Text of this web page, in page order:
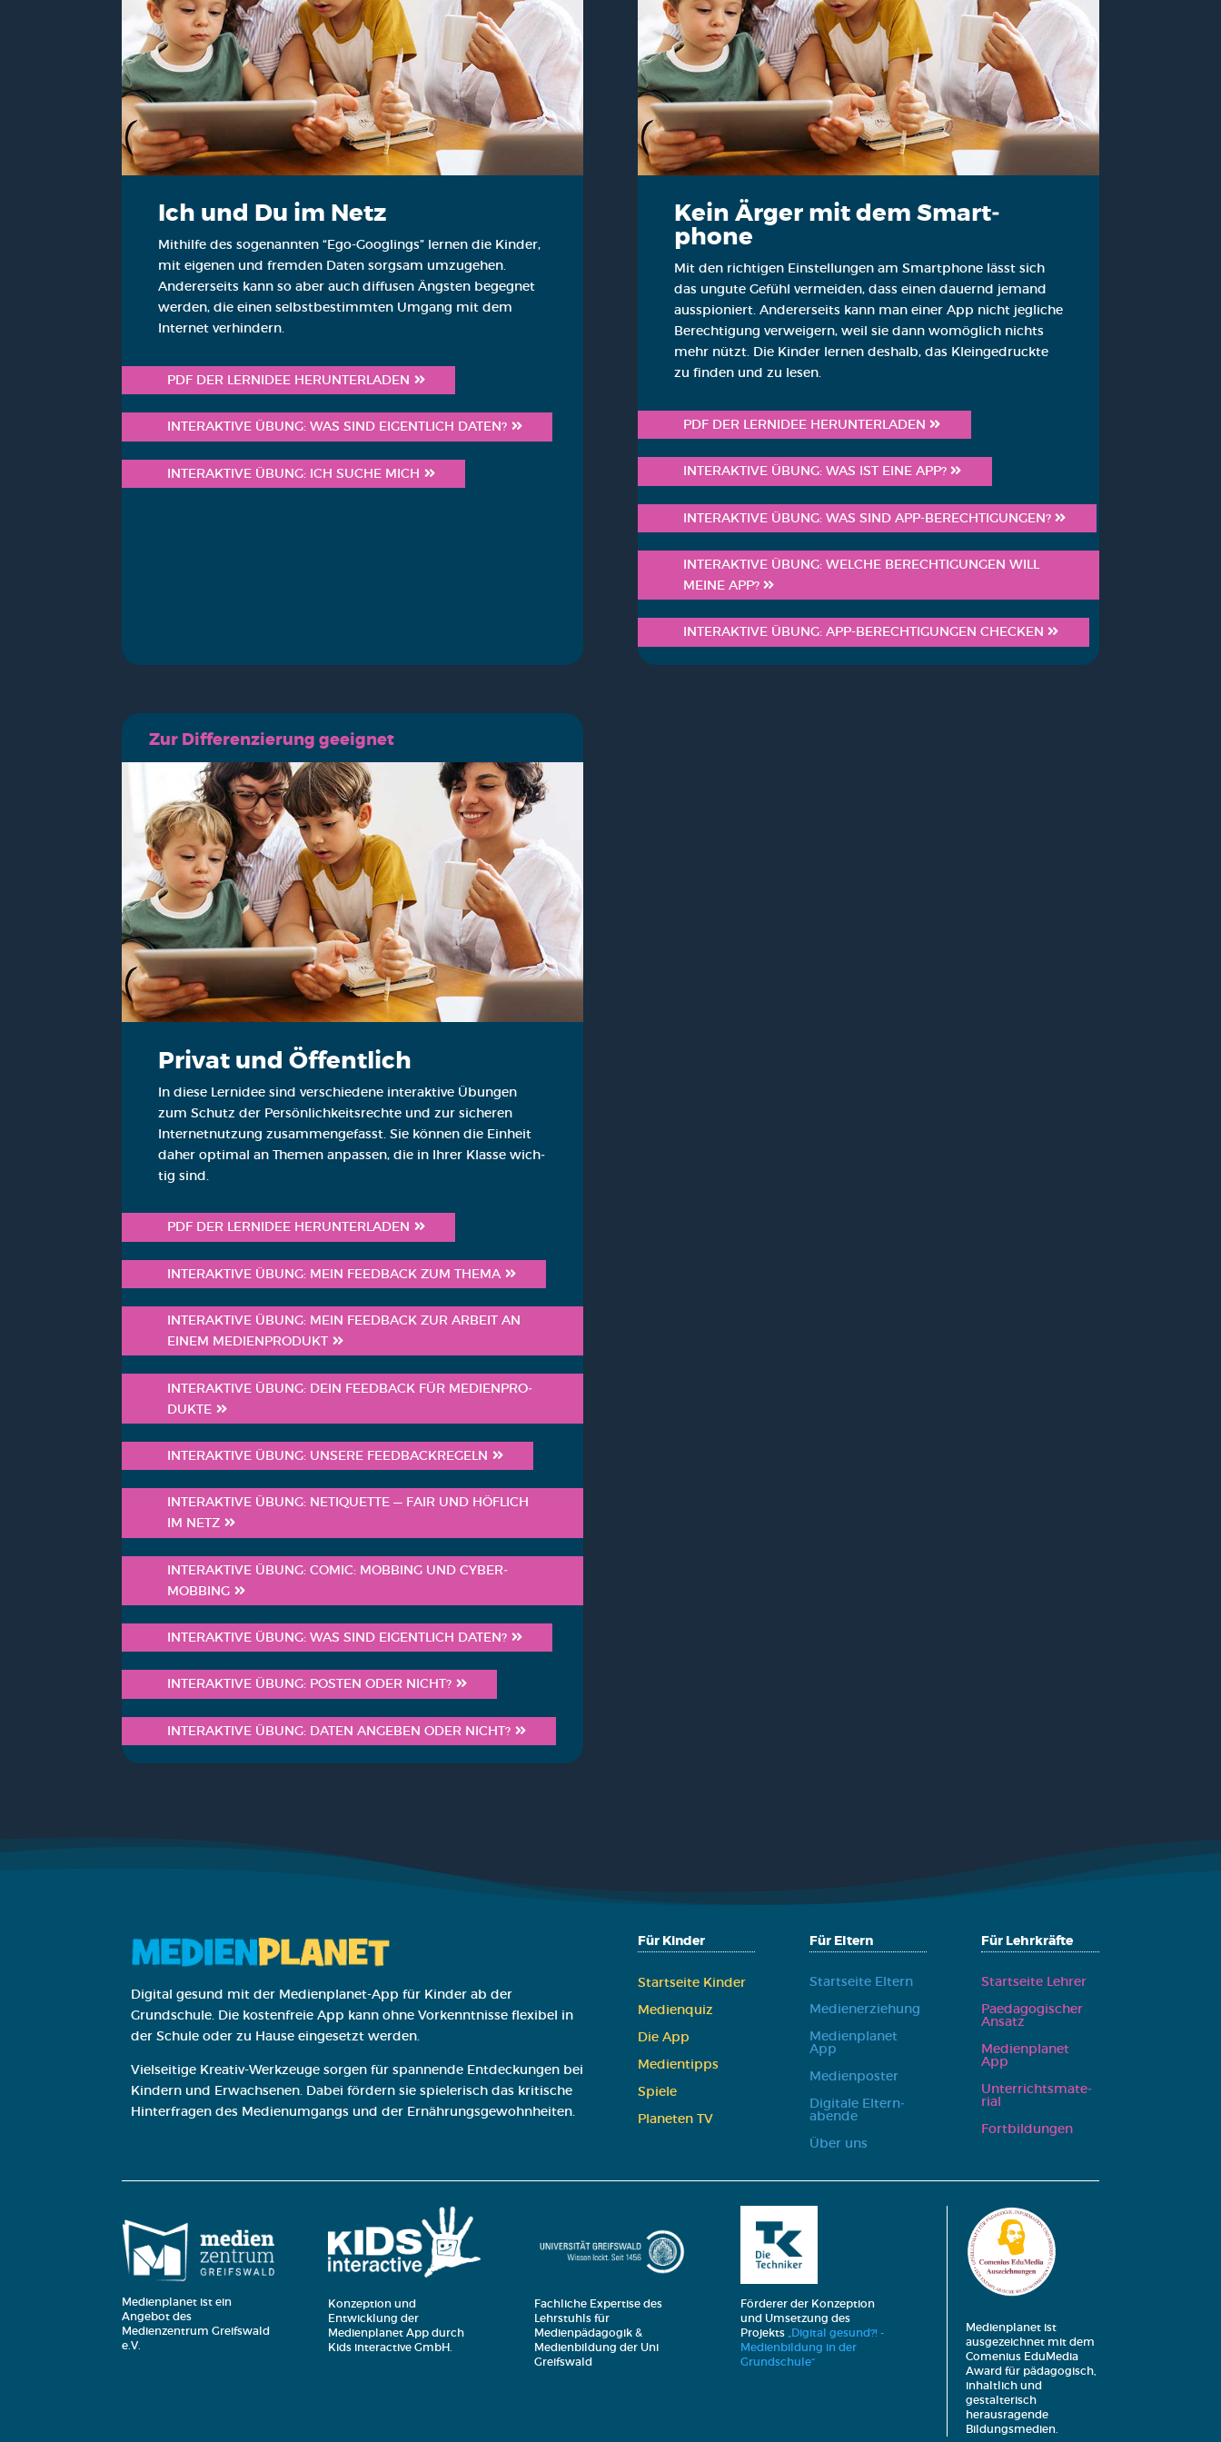
Ich und Du im Netz
Mit­hil­fe des soge­nann­ten “Ego-Goog­lings” ler­nen die Kin­der,
mit eige­nen und frem­den Daten sorg­sam umzu­ge­hen.
Ande­rer­seits kann so aber auch dif­fu­sen Ängs­ten begeg­net
wer­den, die einen selbst­be­stimm­ten Umgang mit dem
Inter­net ver­hin­dern.
PDF DER LERN­IDEE HER­UN­TER­LA­DEN
INTER­AK­TI­VE ÜBUNG: WAS SIND EIGENT­LICH DATEN?
INTER­AK­TI­VE ÜBUNG: ICH SUCHE MICH
Kein Ärger mit dem Smart­
phone
Mit den rich­ti­gen Ein­stel­lun­gen am Smart­phone lässt sich
das ungu­te Gefühl ver­mei­den, dass einen dau­ernd jemand
aus­spio­niert. Ande­rer­seits kann man einer App nicht jeg­li­che
Berech­ti­gung ver­wei­gern, weil sie dann womög­lich nichts
mehr nützt. Die Kin­der ler­nen des­halb, das Klein­ge­druck­te
zu fin­den und zu lesen.
PDF DER LERN­IDEE HER­UN­TER­LA­DEN
INTER­AK­TI­VE ÜBUNG: WAS IST EINE APP?
INTER­AK­TI­VE ÜBUNG: WAS SIND APP-BERECH­TI­GUN­GEN?
INTER­AK­TI­VE ÜBUNG: WEL­CHE BERECH­TI­GUN­GEN WILL
MEI­NE APP?
INTER­AK­TI­VE ÜBUNG: APP-BERECH­TI­GUN­GEN CHE­CKEN
Zur Dif­fe­ren­zie­rung geeig­net
Pri­vat und Öffent­lich
In die­se Lern­idee sind ver­schie­de­ne inter­ak­ti­ve Übun­gen
zum Schutz der Per­sön­lich­keits­rech­te und zur siche­ren
Inter­net­nut­zung zusam­men­ge­fasst. Sie kön­nen die Ein­heit
daher opti­mal an The­men anpas­sen, die in Ihrer Klas­se wich­
tig sind.
PDF DER LERN­IDEE HER­UN­TER­LA­DEN
INTER­AK­TI­VE ÜBUNG: MEIN FEED­BACK ZUM THE­MA
INTER­AK­TI­VE ÜBUNG: MEIN FEED­BACK ZUR ARBEIT AN
EINEM MEDI­EN­PRO­DUKT
INTER­AK­TI­VE ÜBUNG: DEIN FEED­BACK FÜR MEDI­EN­PRO­
DUK­TE
INTER­AK­TI­VE ÜBUNG: UNSE­RE FEED­BACK­RE­GELN
INTER­AK­TI­VE ÜBUNG: NETI­QUET­TE — FAIR UND HÖF­LICH
IM NETZ
INTER­AK­TI­VE ÜBUNG: COMIC: MOB­BING UND CYBER­
MOB­BING
INTER­AK­TI­VE ÜBUNG: WAS SIND EIGENT­LICH DATEN?
INTER­AK­TI­VE ÜBUNG: POS­TEN ODER NICHT?
INTER­AK­TI­VE ÜBUNG: DATEN ANGE­BEN ODER NICHT?
Digital gesund mit der Medienplanet-App für Kinder ab der
Grundschule. Die kostenfreie App kann ohne Vorkenntnisse flexibel in
der Schule oder zu Hause eingesetzt werden.
Vielseitige Kreativ-Werkzeuge sorgen für spannende Entdeckungen bei
Kindern und Erwachsenen. Dabei fördern sie spielerisch das kritische
Hinterfragen des Medienumgangs und der Ernährungsgewohnheiten.
Für Kinder
Start­sei­te Kin­der
Medi­en­quiz
Die App
Medi­en­tipps
Spie­le
Pla­ne­ten TV
Für Eltern
Start­sei­te Eltern
Medi­en­er­zie­hung
Medi­en­pla­net
App
Medi­en­pos­ter
Digi­ta­le Eltern­
aben­de
Über uns
Für Lehrkräfte
Start­sei­te Leh­rer
Paed­ago­gi­scher
Ansatz
Medi­en­pla­net
App
Unter­richts­ma­te­
ri­al
Fort­bil­dun­gen
Medienplanet ist ein
Angebot des
Medienzentrum Greifswald
e.V.
Konzeption und
Entwicklung der
Medienplanet App durch
Kids interactive GmbH.
Fachliche Expertise des
Lehrstuhls für
Medienpädagogik &
Medienbildung der Uni
Greifswald
Förderer der Konzeption
und Umsetzung des
Projekts „Digital gesund?! -
Medienbildung in der
Grundschule“
Medienplanet ist
ausgezeichnet mit dem
Comenius EduMedia
Award für pädagogisch,
inhaltlich und
gestalterisch
herausragende
Bildungsmedien.